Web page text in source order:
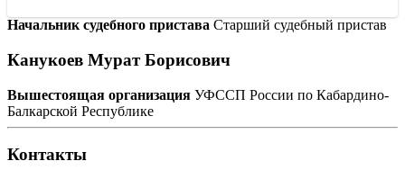
Начальник судебного пристава Старший судебный пристав
Канукоев Мурат Борисович
Вышестоящая организация УФССП России по Кабардино-
Балкарской Республике
Контакты